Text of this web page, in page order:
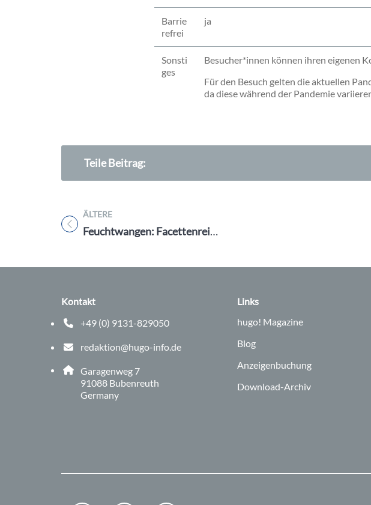
Barrie
refrei
ja
Sonsti
ges
Besucher*innen können ihren eigenen
Für den Besuch gelten die aktuellen
da diese während der Pandemie
Teile Beitrag:
ÄLTERE
Titel für Beitrag
Feuchtwangen: Facettenreiche Festspielstadt mit fränkischem Flair!
Kontakt
+49 (0) 9131-829050
Telefonnummer: 0 9 1 3 1 8 2 9 0 5 0
redaktion@hugo-info.de
E-Mail Adresse: redaktion@hugo-info.de
Adresse:
Garagenweg 7
91088 , 9 1 0 8 8
Bubenreuth
Germany
Links
hugo! Magazine
Blog
Anzeigenbuchung
Download-Archiv